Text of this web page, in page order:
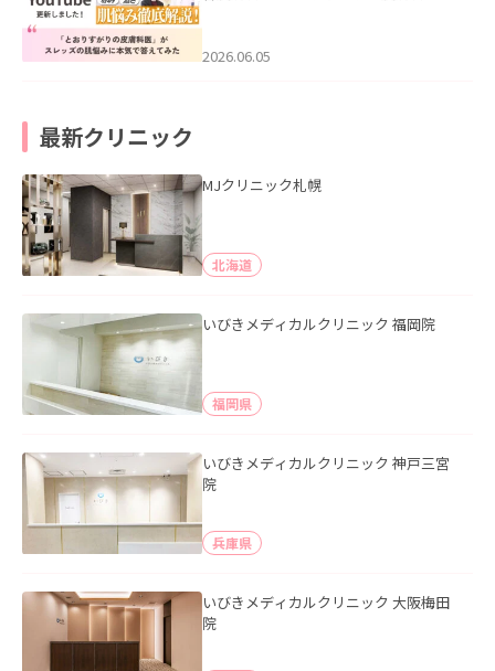
2026.06.05
最新クリニック
MJクリニック札幌
北海道
いびきメディカルクリニック 福岡院
福岡県
いびきメディカルクリニック 神戸三宮
院
兵庫県
いびきメディカルクリニック 大阪梅田
院